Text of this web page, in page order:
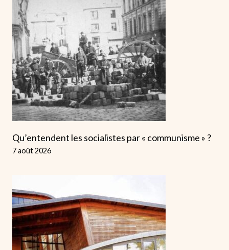
Qu’entendent les socialistes par « communisme » ?
7 août 2026